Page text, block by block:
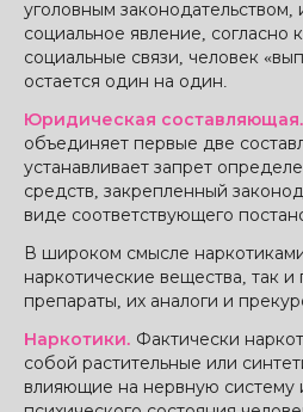
уголовным
социальное явление, согласно
социальные связи, человек
остается один на один.
Юридическая составляющая.
объединяет первые две
устанавливает запрет
средств, закрепленный
виде соответствующего
В широком смысле
наркотические вещества, так и
препараты, их аналоги и
Наркотики. Фактически
собой растительные или
влияющие на нервную